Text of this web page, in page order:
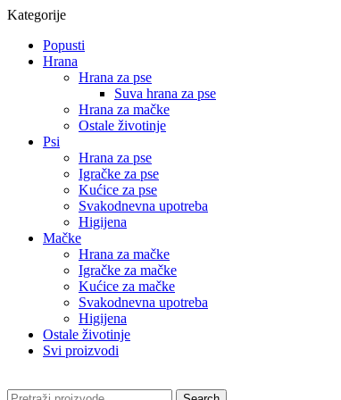
Kategorije
Popusti
Hrana
Hrana za pse
Suva hrana za pse
Hrana za mačke
Ostale životinje
Psi
Hrana za pse
Igračke za pse
Kućice za pse
Svakodnevna upotreba
Higijena
Mačke
Hrana za mačke
Igračke za mačke
Kućice za mačke
Svakodnevna upotreba
Higijena
Ostale životinje
Svi proizvodi